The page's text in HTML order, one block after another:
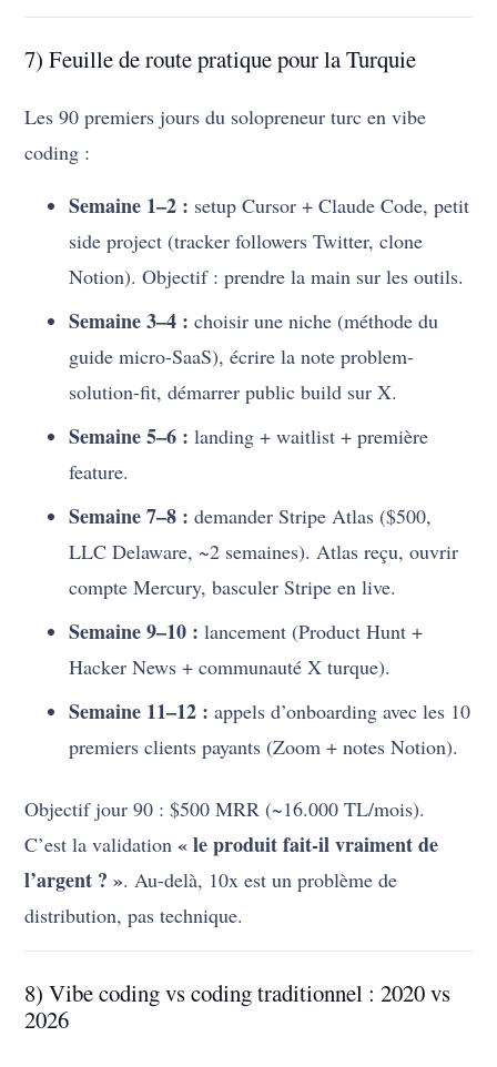
7) Feuille de route pratique pour la Turquie
Les 90 premiers jours du solopreneur turc en vibe
coding :
Semaine 1–2 : setup Cursor + Claude Code, petit
side project (tracker followers Twitter, clone
Notion). Objectif : prendre la main sur les outils.
Semaine 3–4 : choisir une niche (méthode du
guide micro-SaaS), écrire la note problem-
solution-fit, démarrer public build sur X.
Semaine 5–6 : landing + waitlist + première
feature.
Semaine 7–8 : demander Stripe Atlas ($500,
LLC Delaware, ~2 semaines). Atlas reçu, ouvrir
compte Mercury, basculer Stripe en live.
Semaine 9–10 : lancement (Product Hunt +
Hacker News + communauté X turque).
Semaine 11–12 : appels d’onboarding avec les 10
premiers clients payants (Zoom + notes Notion).
Objectif jour 90 : $500 MRR (~16.000 TL/mois).
C’est la validation« le produit fait-il vraiment de
l’argent ? ». Au-delà, 10x est un problème de
distribution, pas technique.
8) Vibe coding vs coding traditionnel : 2020 vs
2026